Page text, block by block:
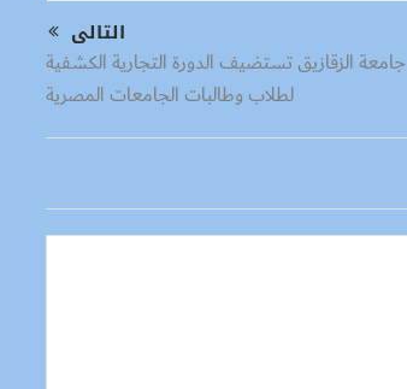
التالى
جامعة الزقازيق تستضيف الدورة التجارية الكشفية
لطلاب وطالبات الجامعات المصرية